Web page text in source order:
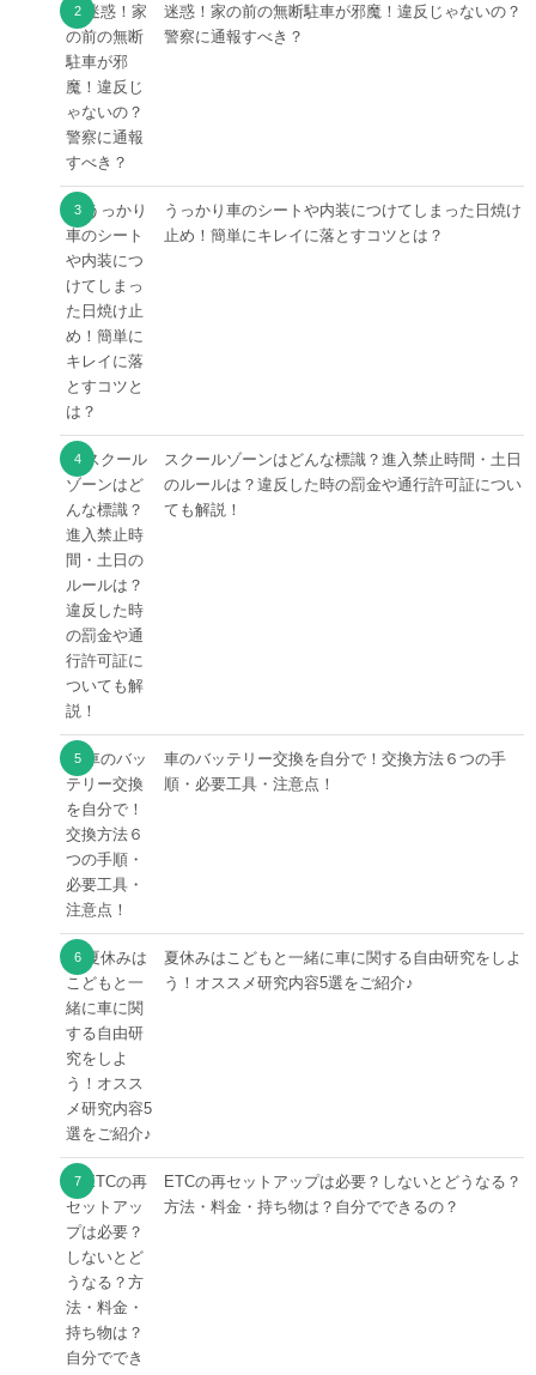
迷惑！家の前の無断駐車が邪魔！違反じゃないの？
警察に通報すべき？
うっかり車のシートや内装につけてしまった日焼け
止め！簡単にキレイに落とすコツとは？
スクールゾーンはどんな標識？進入禁止時間・土日
のルールは？違反した時の罰金や通行許可証につい
ても解説！
車のバッテリー交換を自分で！交換方法６つの手
順・必要工具・注意点！
夏休みはこどもと一緒に車に関する自由研究をしよ
う！オススメ研究内容5選をご紹介♪
ETCの再セットアップは必要？しないとどうなる？
方法・料金・持ち物は？自分でできるの？